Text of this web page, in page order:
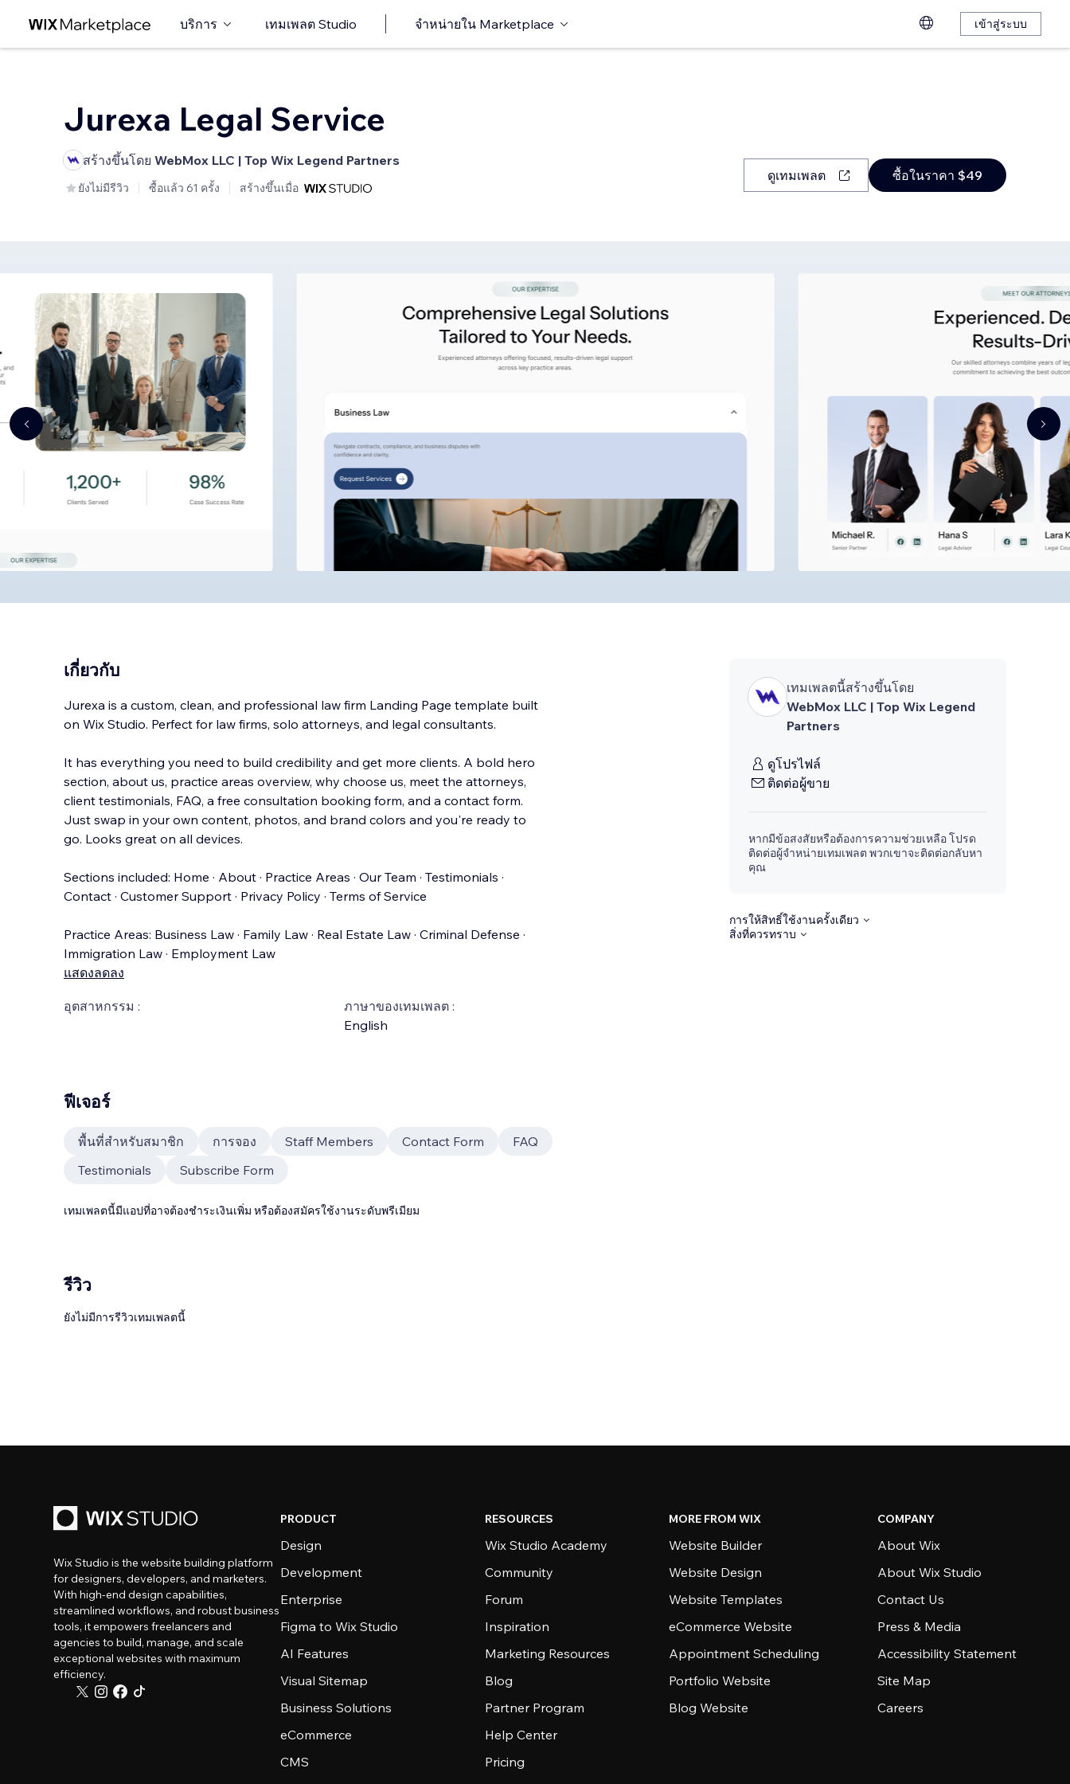
บริการ เทมเพลต Studio จำหน่ายใน Marketplace เข้าสู่ระบบ
Jurexa Legal Service
สร้างขึ้นโดย WebMox LLC | Top Wix Legend Partners
ยังไม่มีรีวิว ซื้อแล้ว 61 ครั้ง สร้างขึ้นเมื่อ
ดูเทมเพลต ซื้อในราคา $49
เกี่ยวกับ
Jurexa is a custom, clean, and professional law firm Landing Page template built
on Wix Studio. Perfect for law firms, solo attorneys, and legal consultants.
It has everything you need to build credibility and get more clients. A bold hero
section, about us, practice areas overview, why choose us, meet the attorneys,
client testimonials, FAQ, a free consultation booking form, and a contact form.
Just swap in your own content, photos, and brand colors and you're ready to
go. Looks great on all devices.
Sections included: Home · About · Practice Areas · Our Team · Testimonials ·
Contact · Customer Support · Privacy Policy · Terms of Service
Practice Areas: Business Law · Family Law · Real Estate Law · Criminal Defense ·
Immigration Law · Employment Law
แสดงลดลง
อุตสาหกรรม :
ภาษาของเทมเพลต :
English
เทมเพลตนี้สร้างขึ้นโดย
WebMox LLC | Top Wix Legend
Partners
ดูโปรไฟล์
ติดต่อผู้ขาย
หากมีข้อสงสัยหรือต้องการความช่วยเหลือ โปรด
ติดต่อผู้จำหน่ายเทมเพลต พวกเขาจะติดต่อกลับหา
คุณ
การให้สิทธิ์ใช้งานครั้งเดียว
สิ่งที่ควรทราบ
ฟีเจอร์
พื้นที่สำหรับสมาชิก การจอง Staff Members Contact Form
FAQ
Testimonials
Subscribe Form
เทมเพลตนี้มีแอปที่อาจต้องชำระเงินเพิ่ม หรือต้องสมัครใช้งานระดับพรีเมียม
รีวิว
ยังไม่มีการรีวิวเทมเพลตนี้
Wix Studio is the website building platform
for designers, developers, and marketers.
With high-end design capabilities,
streamlined workflows, and robust business
tools, it empowers freelancers and
agencies to build, manage, and scale
exceptional websites with maximum
efficiency.
PRODUCT
Design
Development
Enterprise
Figma to Wix Studio
AI Features
Visual Sitemap
Business Solutions
eCommerce
CMS
RESOURCES
Wix Studio Academy
Community
Forum
Inspiration
Marketing Resources
Blog
Partner Program
Help Center
Pricing
MORE FROM WIX
Website Builder
Website Design
Website Templates
eCommerce Website
Appointment Scheduling
Portfolio Website
Blog Website
COMPANY
About Wix
About Wix Studio
Contact Us
Press & Media
Accessibility Statement
Site Map
Careers